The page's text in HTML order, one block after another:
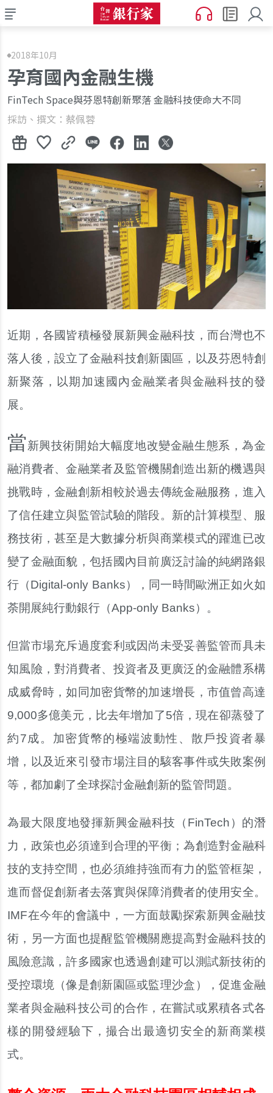
2018年10月
孕育國內金融生機
FinTech Space與芬恩特創新聚落 金融科技使命大不同
採訪、撰文：蔡佩蓉
近期，各國皆積極發展新興金融科技，而台灣也不
落人後，設立了金融科技創新園區，以及芬恩特創
新聚落，以期加速國內金融業者與金融科技的發
展。
當新興技術開始大幅度地改變金融生態系，為金
融消費者、金融業者及監管機關創造出新的機遇與
挑戰時，金融創新相較於過去傳統金融服務，進入
了信任建立與監管試驗的階段。新的計算模型、服
務技術，甚至是大數據分析與商業模式的躍進已改
變了金融面貌，包括國內目前廣泛討論的純網路銀
行（Digital-only Banks），同一時間歐洲正如火如
荼開展純行動銀行（App-only Banks）。
但當市場充斥過度套利或因尚未受妥善監管而具未
知風險，對消費者、投資者及更廣泛的金融體系構
成威脅時，如同加密貨幣的加速增長，市值曾高達
9,000多億美元，比去年增加了5倍，現在卻蒸發了
約7成。加密貨幣的極端波動性、散戶投資者暴
增，以及近來引發市場注目的駭客事件或失敗案例
等，都加劇了全球探討金融創新的監管問題。
為最大限度地發揮新興金融科技（FinTech）的潛
力，政策也必須達到合理的平衡；為創造對金融科
技的支持空間，也必須維持強而有力的監管框架，
進而督促創新者去落實與保障消費者的使用安全。
IMF在今年的會議中，一方面鼓勵探索新興金融技
術，另一方面也提醒監管機關應提高對金融科技的
風險意識，許多國家也透過創建可以測試新技術的
受控環境（像是創新園區或監理沙盒），促進金融
業者與金融科技公司的合作，在嘗試或累積各式各
樣的開發經驗下，撮合出最適切安全的新商業模
式。